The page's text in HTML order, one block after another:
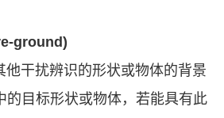
ground)
干扰辨识的形状或物体的背景
的目标形状或物体，若能具有此